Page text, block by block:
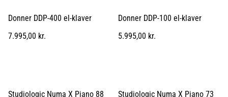
Donner DDP-400 el-klaver
7.995,00 kr.
Donner DDP-100 el-klaver
5.995,00 kr.
Studiologic Numa X Piano 88
Studiologic Numa X Piano 73